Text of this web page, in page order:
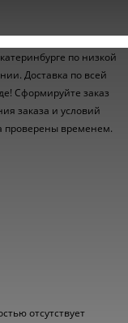
по низкой
Доставка по всей
Сформируйте заказ
заказа и условий
проверены временем.
отсутствует